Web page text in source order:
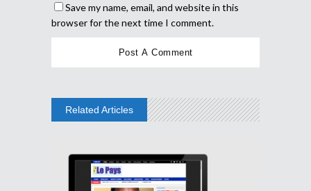
Save my name, email, and website in this
browser for the next time I comment.
Related Articles